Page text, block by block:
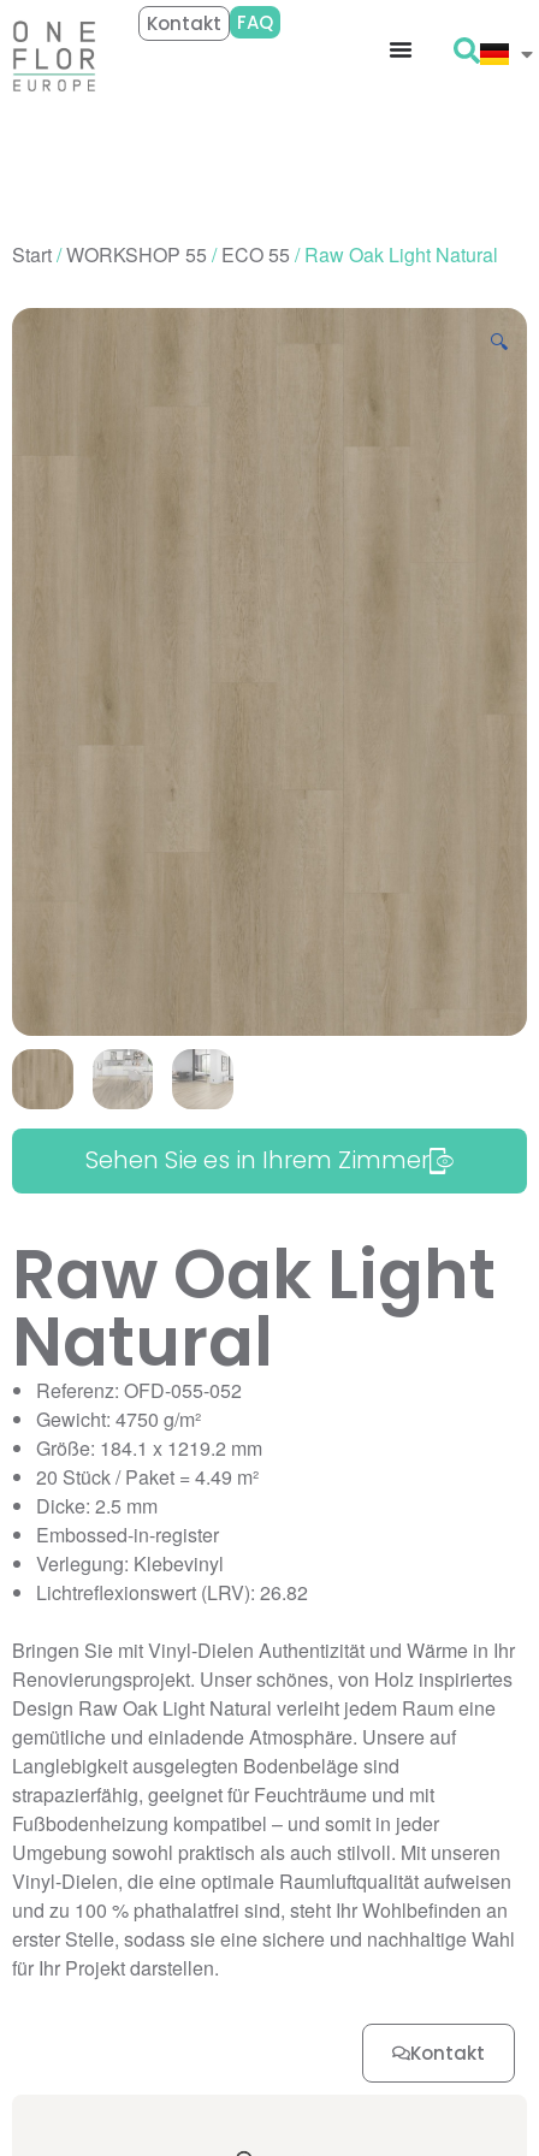
Kontakt FAQ
Start/WORKSHOP 55 /ECO 55 / Raw Oak Light Natural
🔍
Sehen Sie es in Ihrem Zimmer
Raw Oak Light
Natural
Referenz: OFD-055-052
Gewicht: 4750 g/m²
Größe: 184.1 x 1219.2 mm
20 Stück / Paket = 4.49 m²
Dicke: 2.5 mm
Embossed-in-register
Verlegung: Klebevinyl
Lichtreflexionswert (LRV): 26.82
Bringen Sie mit Vinyl-Dielen Authentizität und Wärme in Ihr
Renovierungsprojekt. Unser schönes, von Holz inspiriertes
Design Raw Oak Light Natural verleiht jedem Raum eine
gemütliche und einladende Atmosphäre. Unsere auf
Langlebigkeit ausgelegten Bodenbeläge sind
strapazierfähig, geeignet für Feuchträume und mit
Fußbodenheizung kompatibel – und somit in jeder
Umgebung sowohl praktisch als auch stilvoll. Mit unseren
Vinyl-Dielen, die eine optimale Raumluftqualität aufweisen
und zu 100 % phathalatfrei sind, steht Ihr Wohlbefinden an
erster Stelle, sodass sie eine sichere und nachhaltige Wahl
für Ihr Projekt darstellen.
Kontakt